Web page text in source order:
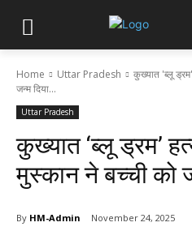
Home Uttar Pradesh
कुख्यात 'ब्लू
जन्म दिया...
Uttar Pradesh
कुख्यात ‘ब्लू ड्रम’
मुस्कान ने बच्ची को
By HM-Admin November 24, 2025